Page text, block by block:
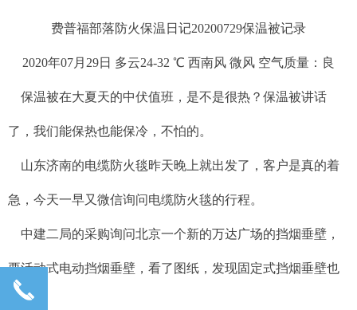
费普福部落防火保温日记20200729保温被记录
2020年07月29日 多云24-32 ℃ 西南风 微风 空气质量：良
保温被在大夏天的中伏值班，是不是很热？保温被讲话
了，我们能保热也能保冷，不怕的。
山东济南的电缆防火毯昨天晚上就出发了，客户是真的着
急，今天一早又微信询问电缆防火毯的行程。
中建二局的采购询问北京一个新的万达广场的挡烟垂壁，
要活动式电动挡烟垂壁，看了图纸，发现固定式挡烟垂壁也
不少。
끅